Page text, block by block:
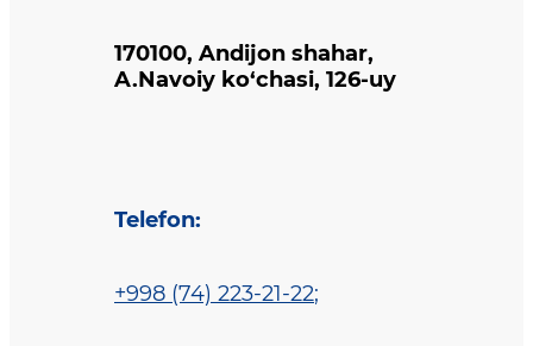
170100, Andijon shahar,
A.Navoiy ko‘chasi, 126-uy
Telefon:
+998 (74) 223-21-22;